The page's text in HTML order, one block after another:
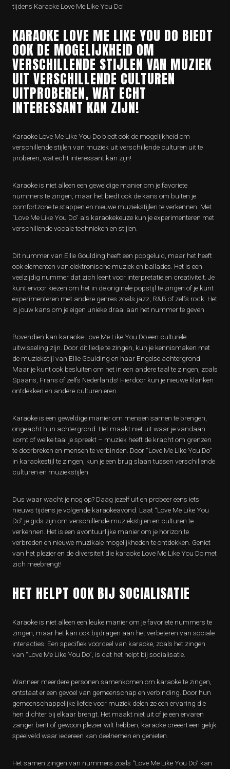
tijdens Karaoke Love Me Like You Do!
KARAOKE LOVE ME LIKE YOU DO BIEDT
OOK DE MOGELIJKHEID OM
VERSCHILLENDE STIJLEN VAN MUZIEK
UIT VERSCHILLENDE CULTUREN
UITPROBEREN, WAT ECHT
INTERESSANT KAN ZIJN!
Karaoke Love Me Like You Do biedt ook de mogelijkheid om
verschillende stijlen van muziek uit verschillende culturen uit te
proberen, wat echt interessant kan zijn!
Karaoke is niet alleen een geweldige manier om je favoriete
nummers te zingen, maar het biedt ook de kans om buiten je
comfortzone te stappen en nieuwe muziekstijlen te verkennen. Met
“Love Me Like You Do” als karaokekeuze kun je experimenteren met
verschillende vocale technieken en stijlen.
Dit nummer van Ellie Goulding heeft een popgeluid, maar het heeft
ook elementen van elektronische muziek en ballades. Het is een
veelzijdig nummer dat zich leent voor interpretatie en creativiteit. Je
kunt ervoor kiezen om het in de originele popstijl te zingen of je kunt
experimenteren met andere genres zoals jazz, R&B of zelfs rock. Het
is jouw kans om je eigen unieke draai aan het nummer te geven.
Bovendien kan karaoke Love Me Like You Do een culturele
uitwisseling zijn. Door dit liedje te zingen, kun je kennismaken met
de muziekstijl van Ellie Goulding en haar Engelse achtergrond.
Maar je kunt ook besluiten om het in een andere taal te zingen, zoals
Spaans, Frans of zelfs Nederlands! Hierdoor kun je nieuwe klanken
ontdekken en andere culturen eren.
Karaoke is een geweldige manier om mensen samen te brengen,
ongeacht hun achtergrond. Het maakt niet uit waar je vandaan
komt of welke taal je spreekt – muziek heeft de kracht om grenzen
te doorbreken en mensen te verbinden. Door “Love Me Like You Do”
in karaokestijl te zingen, kun je een brug slaan tussen verschillende
culturen en muziekstijlen.
Dus waar wacht je nog op? Daag jezelf uit en probeer eens iets
nieuws tijdens je volgende karaokeavond. Laat “Love Me Like You
Do” je gids zijn om verschillende muziekstijlen en culturen te
verkennen. Het is een avontuurlijke manier om je horizon te
verbreden en nieuwe muzikale mogelijkheden te ontdekken. Geniet
van het plezier en de diversiteit die karaoke Love Me Like You Do met
zich meebrengt!
HET HELPT OOK BIJ SOCIALISATIE
Karaoke is niet alleen een leuke manier om je favoriete nummers te
zingen, maar het kan ook bijdragen aan het verbeteren van sociale
interacties. Een specifiek voordeel van karaoke, zoals het zingen
van “Love Me Like You Do”, is dat het helpt bij socialisatie.
Wanneer meerdere personen samenkomen om karaoke te zingen,
ontstaat er een gevoel van gemeenschap en verbinding. Door hun
gemeenschappelijke liefde voor muziek delen ze een ervaring die
hen dichter bij elkaar brengt. Het maakt niet uit of je een ervaren
zanger bent of gewoon plezier wilt hebben, karaoke creëert een gelijk
speelveld waar iedereen kan deelnemen en genieten.
Het samen zingen van nummers zoals “Love Me Like You Do” kan